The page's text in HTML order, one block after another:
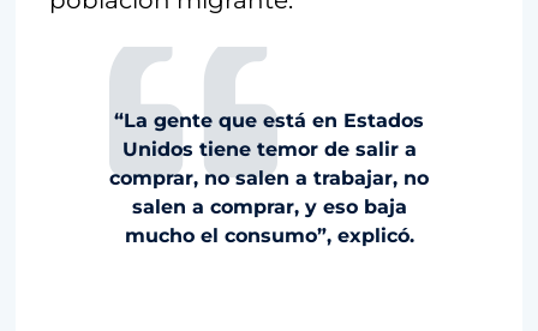
“La gente que está en Estados
Unidos tiene temor de salir a
comprar, no salen a trabajar, no
salen a comprar, y eso baja
mucho el consumo”, explicó.